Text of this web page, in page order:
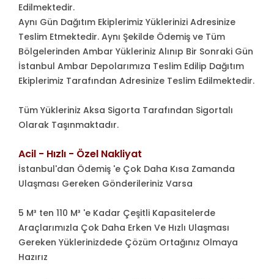
Edilmektedir.
Aynı Gün Dağıtım Ekiplerimiz Yüklerinizi Adresinize
Teslim Etmektedir. Aynı Şekilde Ödemiş ve Tüm
Bölgelerinden Ambar Yükleriniz Alınıp Bir Sonraki Gün
İstanbul Ambar Depolarımıza Teslim Edilip Dağıtım
Ekiplerimiz Tarafından Adresinize Teslim Edilmektedir.
Tüm Yükleriniz Aksa Sigorta Tarafından Sigortalı
Olarak Taşınmaktadır.
Acil - Hızlı - Özel Nakliyat
İstanbul'dan Ödemiş 'e Çok Daha Kısa Zamanda
Ulaşması Gereken Gönderileriniz Varsa
5 M³ ten 110 M³ 'e Kadar Çeşitli Kapasitelerde
Araçlarımızla Çok Daha Erken Ve Hızlı Ulaşması
Gereken Yüklerinizdede Çözüm Ortağınız Olmaya
Hazırız